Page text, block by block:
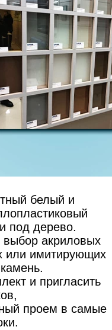
белый и
под дерево.
акриловых
или имитирующих
и пригласить
проем в самые